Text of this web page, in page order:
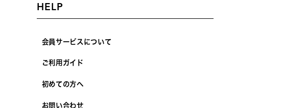
HELP
会員サービスについて
ご利用ガイド
初めての方へ
お問い合わせ